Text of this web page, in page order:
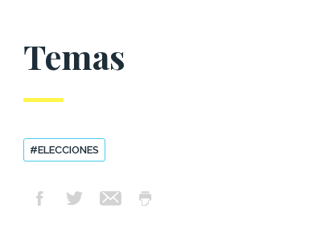
Temas
#ELECCIONES